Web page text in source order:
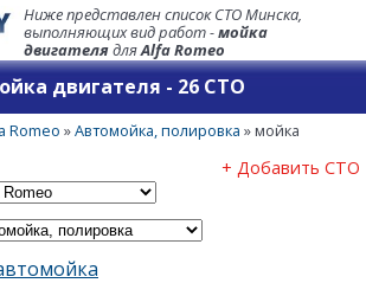
Ниже представлен список СТО Минска,
выполняющих вид работ -мойка
двигателядляAlfa Romeo
двигателя - 26 СТО
Romeo »Автомойка, полировка »мойка
+ Добавить СТО